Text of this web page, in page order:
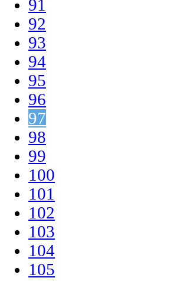
91
92
93
94
95
96
97
98
99
100
101
102
103
104
105